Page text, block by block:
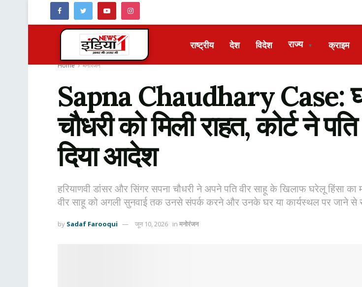
राष्ट्रीय देश विदेश राज्य ▼ क्राइम
Home मनोरंजन
Sapna Chaudhary Case:
चौधरी को मिली राहत, कोर्ट ने
दिया आदेश
हरियाणवी डांसर और सिंगर सपना चौधरी ने अपने पति वीर साहू के खिलाफ घरेलू हिंसा का
वीर साहू को अगली सुनवाई तक उनसे संपर्क करने और उनके घर या कार्यस्थल पर जाने से
by Sadaf Farooqui जून 10, 2026 in मनोरंजन